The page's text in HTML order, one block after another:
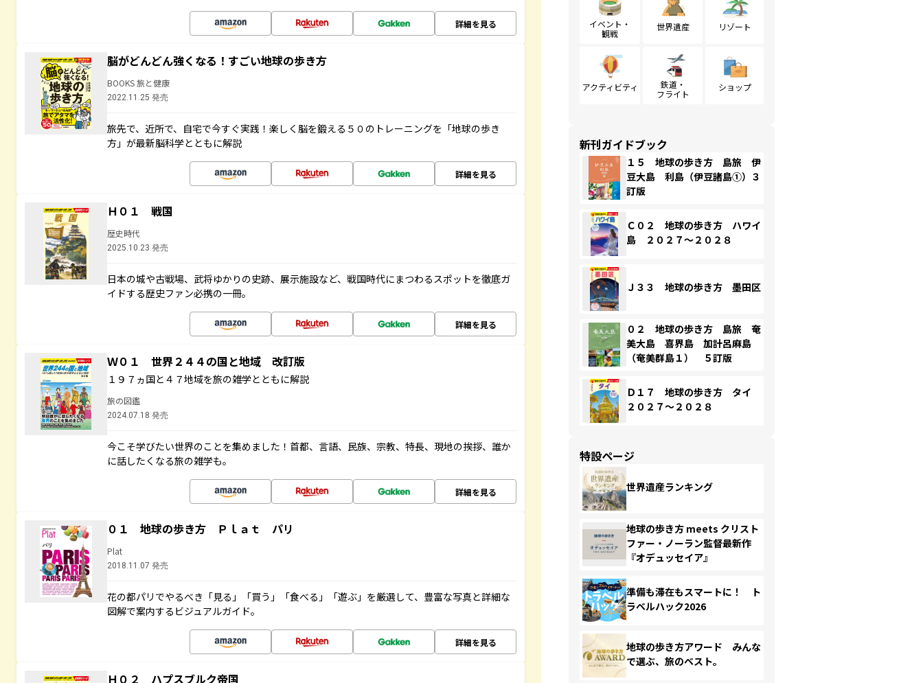
詳細を見る
脳がどんどん強くなる！すごい地球の歩き方
BOOKS 旅と健康
2022.11.25 発売
旅先で、近所で、自宅で今すぐ実践！楽しく脳を鍛える５０のトレーニングを「地球の歩き
方」が最新脳科学とともに解説
詳細を見る
Ｈ０１ 戦国
歴史時代
2025.10.23 発売
日本の城や古戦場、武将ゆかりの史跡、展示施設など、戦国時代にまつわるスポットを徹底ガ
イドする歴史ファン必携の一冊。
詳細を見る
Ｗ０１ 世界２４４の国と地域 改訂版
１９７ヵ国と４７地域を旅の雑学とともに解説
旅の図鑑
2024.07.18 発売
今こそ学びたい世界のことを集めました！首都、言語、民族、宗教、特長、現地の挨拶、誰か
に話したくなる旅の雑学も。
詳細を見る
０１ 地球の歩き方 Ｐｌａｔ パリ
Plat
2018.11.07 発売
花の都パリでやるべき「見る」「買う」「食べる」「遊ぶ」を厳選して、豊富な写真と詳細な
図解で案内するビジュアルガイド。
詳細を見る
Ｈ０２ ハプスブルク帝国
イベント・
観戦
世界遺産 リゾート
アクティビティ
鉄道・
フライト
ショップ
新刊ガイドブック
１５ 地球の歩き方 島旅 伊
豆大島 利島（伊豆諸島①）３
訂版
Ｃ０２ 地球の歩き方 ハワイ
島 ２０２７～２０２８
Ｊ３３ 地球の歩き方 墨田区
０２ 地球の歩き方 島旅 奄
美大島 喜界島 加計呂麻島
（奄美群島１） ５訂版
Ｄ１７ 地球の歩き方 タイ
２０２７～２０２８
特設ページ
世界遺産ランキング
地球の歩き方 meets クリスト
ファー・ノーラン監督最新作
『オデュッセイア』
準備も滞在もスマートに！ ト
ラベルハック2026
地球の歩き方アワード みんな
で選ぶ、旅のベスト。